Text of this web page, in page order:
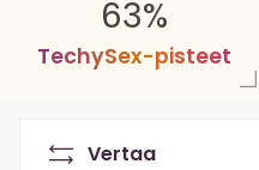
63%
TechySex-pisteet
Vertaa